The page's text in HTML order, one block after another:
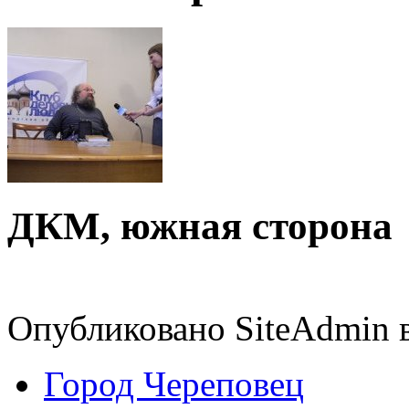
ДКМ, южная сторона
Опубликовано SiteAdmin
Город Череповец